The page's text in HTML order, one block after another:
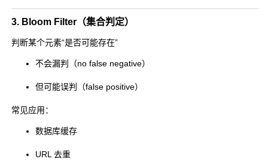
3. Bloom Filter（集合判定）
判断某个元素“是否可能存在”
不会漏判（no false negative）
但可能误判（false positive）
常见应用：
数据库缓存
URL 去重